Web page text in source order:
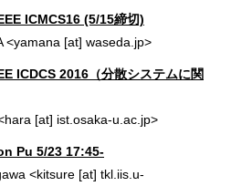
ICMCS16 (5/15締切)
<yamana [at] waseda.jp>
ICDCS 2016（分散システムに関
[at] ist.osaka-u.ac.jp>
Pu 5/23 17:45-
<kitsure [at] tkl.iis.u-